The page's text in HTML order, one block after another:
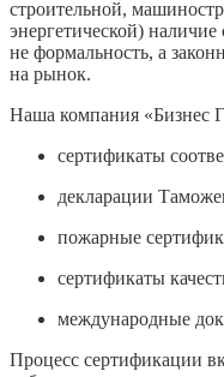
строительной,
энергетической)
не формальность, а
на рынок.
Наша компания «Бизнес
сертификаты
декларации
пожарные
сертификаты
международные
Процесс сертификации